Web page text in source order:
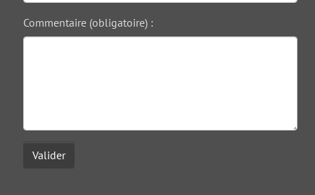
Commentaire (obligatoire) :
Valider